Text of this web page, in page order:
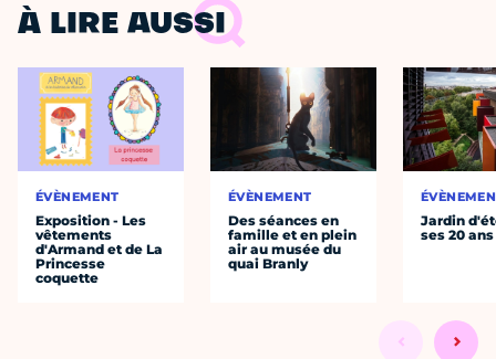
À LIRE AUSSI
ÉVÈNEMENT
Exposition - Les
vêtements
d'Armand et de La
Princesse
coquette
ÉVÈNEMENT
Des séances en
famille et en plein
air au musée du
quai Branly
Jardin
ses 20 ans